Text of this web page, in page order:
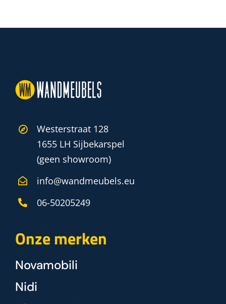
Westerstraat 128
1655 LH Sijbekarspel
(geen showroom)
info@wandmeubels.eu
06-50205249
Onze merken
Novamobili
Nidi